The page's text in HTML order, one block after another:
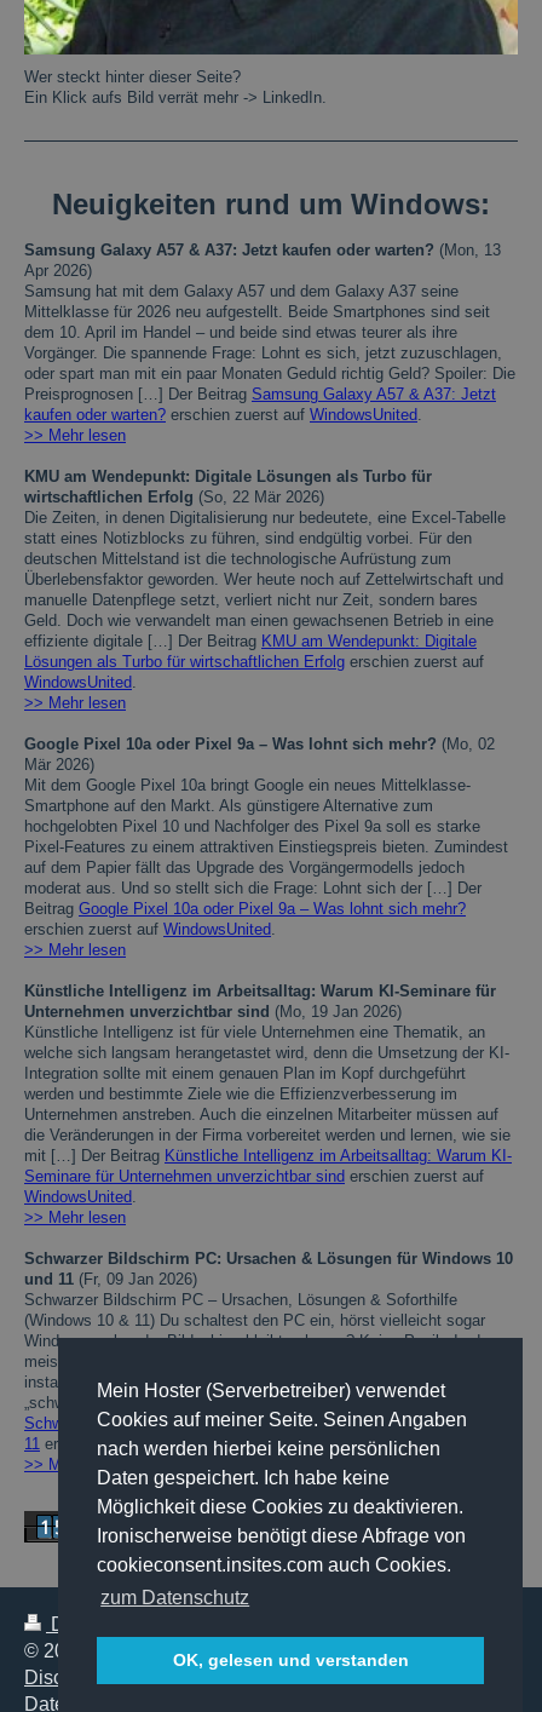
Mein Hoster (Serverbetreiber) verwendet
Cookies auf meiner Seite. Seinen Angaben
nach werden hierbei keine persönlichen
Daten gespeichert. Ich habe keine
Möglichkeit diese Cookies zu deaktivieren.
Ironischerweise benötigt diese Abfrage von
cookieconsent.insites.com auch Cookies.
zum Datenschutz
OK, gelesen und verstanden
Wer steckt hinter dieser Seite?
Ein Klick aufs Bild verrät mehr -> LinkedIn.
Neuigkeiten rund um Windows:
Samsung Galaxy A57 & A37: Jetzt kaufen oder warten? (Mon, 13
Apr 2026)
Samsung hat mit dem Galaxy A57 und dem Galaxy A37 seine
Mittelklasse für 2026 neu aufgestellt. Beide Smartphones sind seit
dem 10. April im Handel – und beide sind etwas teurer als ihre
Vorgänger. Die spannende Frage: Lohnt es sich, jetzt zuzuschlagen,
oder spart man mit ein paar Monaten Geduld richtig Geld? Spoiler: Die
Preisprognosen […] Der Beitrag Samsung Galaxy A57 & A37: Jetzt
kaufen oder warten? erschien zuerst auf WindowsUnited
>> Mehr lesen
KMU am Wendepunkt: Digitale Lösungen als Turbo für
wirtschaftlichen Erfolg (So, 22 Mär 2026)
Die Zeiten, in denen Digitalisierung nur bedeutete, eine Excel-Tabelle
statt eines Notizblocks zu führen, sind endgültig vorbei. Für den
deutschen Mittelstand ist die technologische Aufrüstung zum
Überlebensfaktor geworden. Wer heute noch auf Zettelwirtschaft und
manuelle Datenpflege setzt, verliert nicht nur Zeit, sondern bares
Geld. Doch wie verwandelt man einen gewachsenen Betrieb in eine
effiziente digitale […] Der Beitrag KMU am Wendepunkt: Digitale
Lösungen als Turbo für wirtschaftlichen Erfolg erschien zuerst auf
WindowsUnited
>> Mehr lesen
Google Pixel 10a oder Pixel 9a – Was lohnt sich mehr? (Mo, 02
Mär 2026)
Mit dem Google Pixel 10a bringt Google ein neues Mittelklasse-
Smartphone auf den Markt. Als günstigere Alternative zum
hochgelobten Pixel 10 und Nachfolger des Pixel 9a soll es starke
Pixel-Features zu einem attraktiven Einstiegspreis bieten. Zumindest
auf dem Papier fällt das Upgrade des Vorgängermodells jedoch
moderat aus. Und so stellt sich die Frage: Lohnt sich der […] Der
Beitrag Google Pixel 10a oder Pixel 9a – Was lohnt sich mehr?
erschien zuerst auf WindowsUnited
>> Mehr lesen
Künstliche Intelligenz im Arbeitsalltag: Warum KI-Seminare für
Unternehmen unverzichtbar sind (Mo, 19 Jan 2026)
Künstliche Intelligenz ist für viele Unternehmen eine Thematik, an
welche sich langsam herangetastet wird, denn die Umsetzung der KI-
Integration sollte mit einem genauen Plan im Kopf durchgeführt
werden und bestimmte Ziele wie die Effizienzverbesserung im
Unternehmen anstreben. Auch die einzelnen Mitarbeiter müssen auf
die Veränderungen in der Firma vorbereitet werden und lernen, wie sie
mit […] Der Beitrag Künstliche Intelligenz im Arbeitsalltag: Warum KI-
Seminare für Unternehmen unverzichtbar sind erschien zuerst auf
WindowsUnited
>> Mehr lesen
Schwarzer Bildschirm PC: Ursachen & Lösungen für Windows 10
und 11 (Fr, 09 Jan 2026)
Schwarzer Bildschirm PC – Ursachen, Lösungen & Soforthilfe
(Windows 10 & 11) Du schaltest den PC ein, hörst vielleicht sogar
Windows – aber der Bildschirm bleibt schwarz? Keine Panik: In den
meisten Fällen ist das Problem lösbar, ohne dass du Windows neu
installieren musst. Dieser Evergreen-Guide ist auf das Keyword
„schwarzer Bildschirm PC“ optimiert, funktioniert […] Der Beitrag
Schwarzer Bildschirm PC: Ursachen & Lösungen für Windows 10 und
11 erschien zuerst aufWindowsUnited.
>> Mehr lesen
Druckversion
© 2006-2020 Ulrich Wiedholz
Disclaimer
Datenschutz